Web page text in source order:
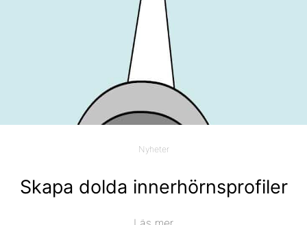
Nyheter
Skapa dolda innerhörnsprofiler